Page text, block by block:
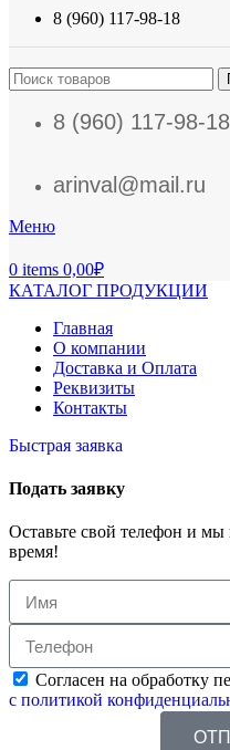
8 (960) 117-98-18
8 (960) 117-98-18
arinval@mail.ru
Меню
0 items 0,00₽
КАТАЛОГ ПРОДУКЦИИ
Главная
О компании
Доставка и Оплата
Реквизиты
Контакты
Быстрая заявка
Подать заявку
Оставьте свой телефон и
время!
Согласен на обработку
с политикой